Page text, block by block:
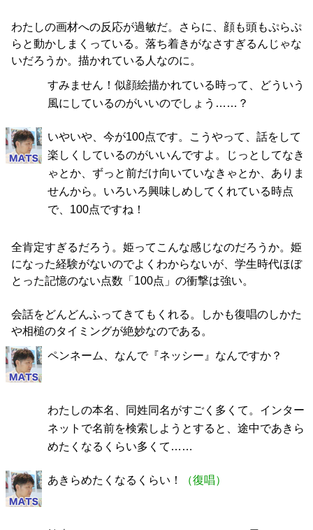
わたしの画材への反応が過敏だ。さらに、顔も頭もぷらぷ
らと動かしまくっている。落ち着きがなさすぎるんじゃな
いだろうか。描かれている人なのに。
すみません！似顔絵描かれている時って、どういう
風にしているのがいいのでしょう……？
いやいや、今が100点です。こうやって、話をして
楽しくしているのがいいんですよ。じっとしてなき
ゃとか、ずっと前だけ向いていなきゃとか、ありま
せんから。いろいろ興味しめしてくれている時点
で、100点ですね！
全肯定すぎるだろう。姫ってこんな感じなのだろうか。姫
になった経験がないのでよくわからないが、学生時代ほぼ
とった記憶のない点数「100点」の衝撃は強い。
会話をどんどんふってきてもくれる。しかも復唱のしかた
や相槌のタイミングが絶妙なのである。
ペンネーム、なんで『ネッシー』なんですか？
わたしの本名、同姓同名がすごく多くて。インター
ネットで名前を検索しようとすると、途中であきら
めたくなるくらい多くて……
あきらめたくなるくらい！ （復唱）